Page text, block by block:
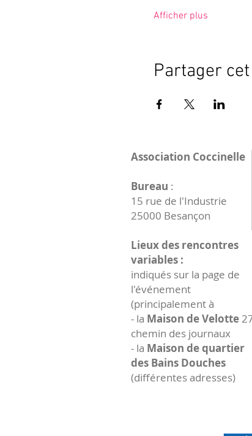
Afficher plus
Partager
Association Coccinelle
Bureau :
15 rue de l'Industrie
25000 Besançon
Lieux des rencontres
variables :
indiqués sur la page de
l'événement
(principalement à
- la Maison de Velotte
chemin des journaux
- la Maison de quartier
des Bains Douches
(différentes adresses)